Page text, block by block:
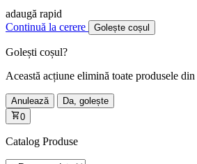
adaugă rapid
Continuă la cerere
Golește coșul
Golești coșul?
Această acțiune elimină toate produsele din
Anulează
Da, golește
0
Catalog Produse